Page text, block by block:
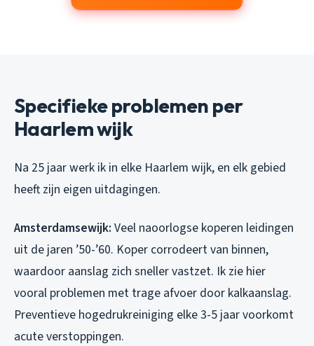
Specifieke problemen per
Haarlem wijk
Na 25 jaar werk ik in elke Haarlem wijk, en elk gebied
heeft zijn eigen uitdagingen.
Amsterdamsewijk: Veel naoorlogse koperen leidingen
uit de jaren ’50-’60. Koper corrodeert van binnen,
waardoor aanslag zich sneller vastzet. Ik zie hier
vooral problemen met trage afvoer door kalkaanslag.
Preventieve hogedrukreiniging elke 3-5 jaar voorkomt
acute verstoppingen.